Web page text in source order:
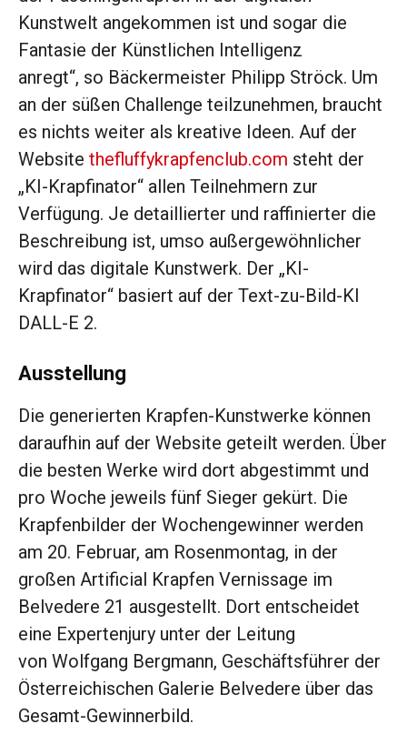
Kunstwelt angekommen ist und sogar die
Fantasie der Künstlichen Intelligenz
anregt“, so Bäckermeister Philipp Ströck. Um
an der süßen Challenge teilzunehmen, braucht
es nichts weiter als kreative Ideen. Auf der
Website thefluffykrapfenclub.com steht der
„KI-Krapfinator“ allen Teilnehmern zur
Verfügung. Je detaillierter und raffinierter die
Beschreibung ist, umso außergewöhnlicher
wird das digitale Kunstwerk. Der „KI-
Krapfinator“ basiert auf der Text-zu-Bild-KI
DALL-E 2.
Ausstellung
Die generierten Krapfen-Kunstwerke können
daraufhin auf der Website geteilt werden. Über
die besten Werke wird dort abgestimmt und
pro Woche jeweils fünf Sieger gekürt. Die
Krapfenbilder der Wochengewinner werden
am 20. Februar, am Rosenmontag, in der
großen Artificial Krapfen Vernissage im
Belvedere 21 ausgestellt. Dort entscheidet
eine Expertenjury unter der Leitung
von Wolfgang Bergmann, Geschäftsführer der
Österreichischen Galerie Belvedere über das
Gesamt-Gewinnerbild.